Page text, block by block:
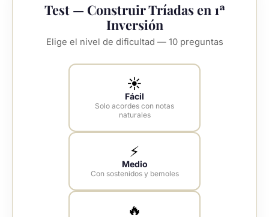
Test — Construir Tríadas en 1ª
Inversión
Elige el nivel de dificultad — 10 preguntas
☀️
Fácil
Solo acordes con notas
naturales
⚡
Medio
Con sostenidos y bemoles
🔥